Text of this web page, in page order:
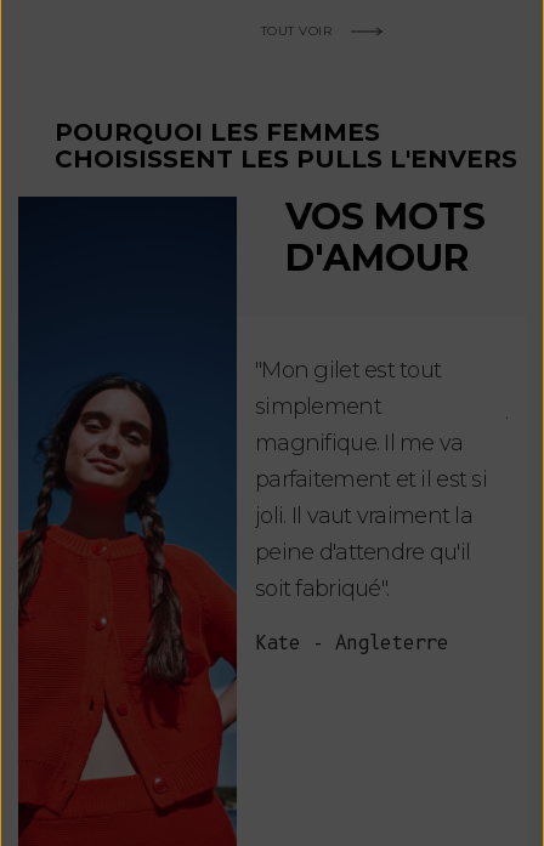
TOUT VOIR
POURQUOI LES FEMMES
CHOISISSENT LES PULLS L'ENVERS
VOS MOTS
D'AMOUR
"Mon gilet est tout
simplement
magnifique. Il me va
parfaitement et il est si
joli. Il vaut vraiment la
peine d'attendre qu'il
soit fabriqué".
Kate - Angleterre